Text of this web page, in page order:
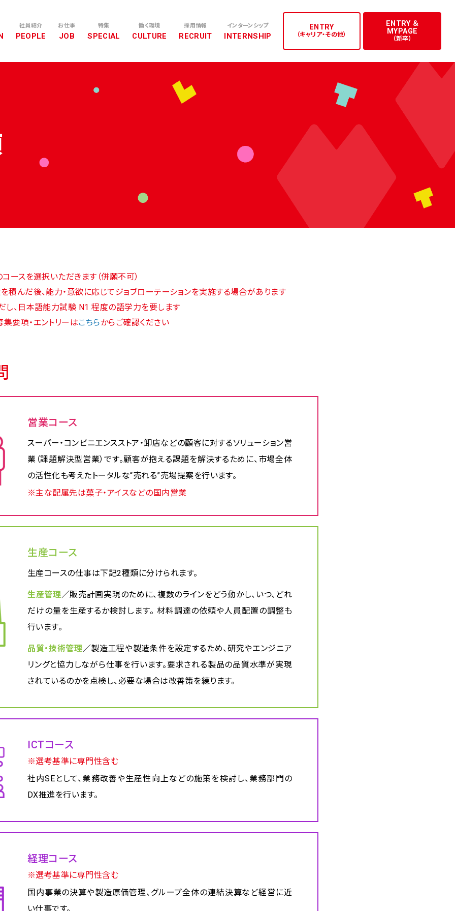
社員紹介 お仕事 特集 働く環境 採用情報 インターンシップ
（キャリア・その他）
（新卒）
ースを選択いただきます（併願不可）
積んだ後、能力・意欲に応じてジョブローテーションを実施する場合があります
し、日本語能力試験 N1 程度の語学力を要します
要項・エントリーはこちらからご確認ください
営業コース
スーパー・コンビニエンスストア・卸店などの顧客に対するソリューション営
業（課題解決型営業）です。顧客が抱える課題を解決するために、市場全体
の活性化も考えたトータルな“売れる”売場提案を行います。
※主な配属先は菓子・アイスなどの国内営業
生産コース
生産コースの仕事は下記2種類に分けられます。
生産管理／販売計画実現のために、複数のラインをどう動かし、いつ、どれ
だけの量を生産するか検討します。 材料調達の依頼や人員配置の調整も
行います。
品質・技術管理／製造工程や製造条件を設定するため、研究やエンジニア
リングと協力しながら仕事を行います。要求される製品の品質水準が実現
されているのかを点検し、必要な場合は改善策を練ります。
ICTコース
※選考基準に専門性含む
社内SEとして、業務改善や生産性向上などの施策を検討し、業務部門の
DX推進を行います。
経理コース
※選考基準に専門性含む
国内事業の決算や製造原価管理、グループ全体の連結決算など経営に近
い仕事です。